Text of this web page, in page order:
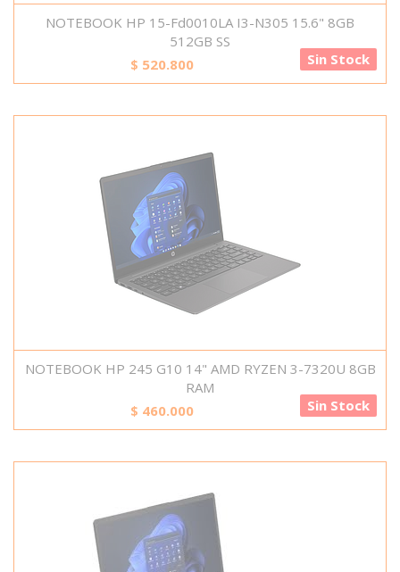
NOTEBOOK HP 15-Fd0010LA I3-N305 15.6" 8GB
512GB SS
$ 520.800 Sin Stock
NOTEBOOK HP 245 G10 14" AMD RYZEN 3-7320U 8GB
RAM
$ 460.000 Sin Stock